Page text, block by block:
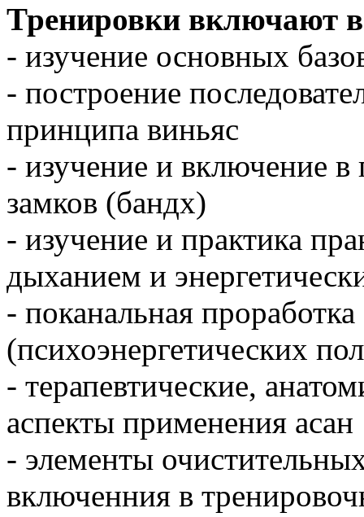
Тренировки включают в
- изучение основных
- построение
принципа виньяс
- изучение и включение в
замков (бандх)
- изучение и практика
дыханием и
- поканальная
(психоэнергетических
- терапевтические,
аспекты применения асан
- элементы
включенния в